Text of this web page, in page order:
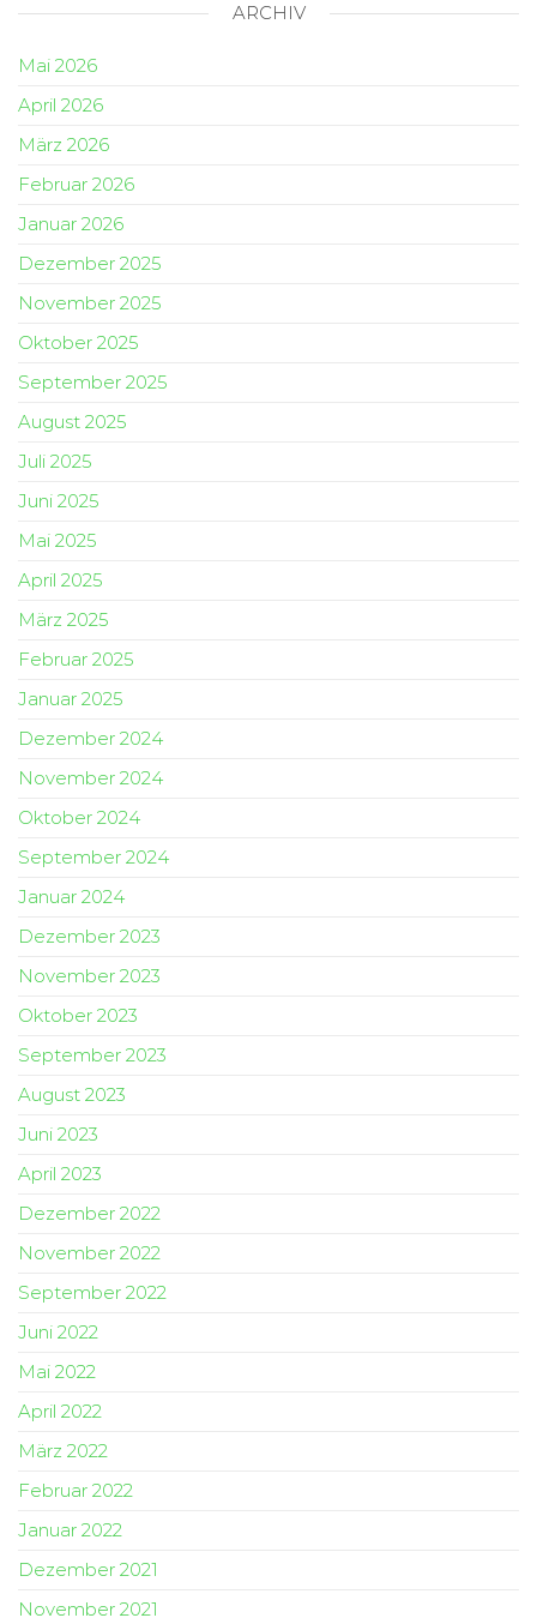
ARCHIV
Mai 2026
April 2026
März 2026
Februar 2026
Januar 2026
Dezember 2025
November 2025
Oktober 2025
September 2025
August 2025
Juli 2025
Juni 2025
Mai 2025
April 2025
März 2025
Februar 2025
Januar 2025
Dezember 2024
November 2024
Oktober 2024
September 2024
Januar 2024
Dezember 2023
November 2023
Oktober 2023
September 2023
August 2023
Juni 2023
April 2023
Dezember 2022
November 2022
September 2022
Juni 2022
Mai 2022
April 2022
März 2022
Februar 2022
Januar 2022
Dezember 2021
November 2021